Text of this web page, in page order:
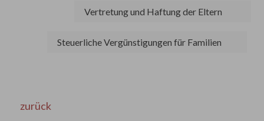
Vertretung und Haftung der Eltern
Steuerliche Vergünstigungen für Familien
zurück